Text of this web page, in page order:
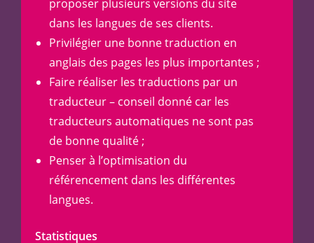
proposer plusieurs versions du site
dans les langues de ses clients.
Privilégier une bonne traduction en
anglais des pages les plus importantes ;
Faire réaliser les traductions par un
traducteur – conseil donné car les
traducteurs automatiques ne sont pas
de bonne qualité ;
Penser à l’optimisation du
référencement dans les différentes
langues.
Statistiques